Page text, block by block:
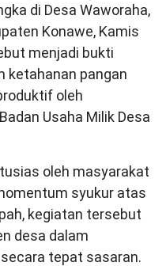
di Desa Waworaha,
Konawe, Kamis
menjadi bukti
ketahanan pangan
oleh
Usaha Milik Desa
oleh masyarakat
syukur atas
kegiatan tersebut
desa dalam
tepat sasaran.